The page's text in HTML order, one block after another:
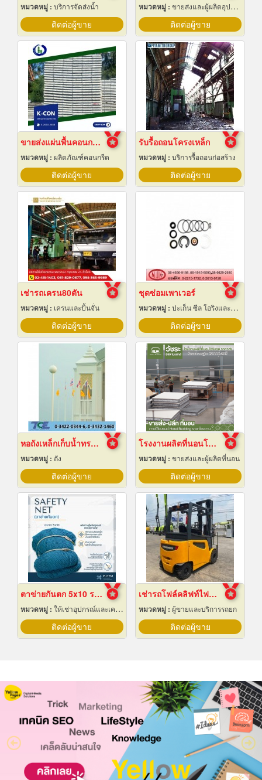
หมวดหมู่ : บริการจัดส่งน้ำ
ติดต่อผู้ขาย
หมวดหมู่ : ขายส่งและผู้ผลิตอุปกรณ์เครื่องใช้ไฟฟ้า
ติดต่อผู้ขาย
ขายส่งแผ่นพื้นคอนกรีต สมุทรปราการ
หมวดหมู่ : ผลิตภัณฑ์คอนกรีต
ติดต่อผู้ขาย
รับรื้อถอนโครงเหล็ก
หมวดหมู่ : บริการรื้อถอนก่อสร้าง
ติดต่อผู้ขาย
เช่ารถเครน80ตัน
หมวดหมู่ : เครนและปั้นจั่น
ติดต่อผู้ขาย
ชุดซ่อมเพาเวอร์
หมวดหมู่ : ปะเก็น ซีล โอริงและออยซีล
ติดต่อผู้ขาย
หอถังเหล็กเก็บน้ำทรงกลม
หมวดหมู่ : ถัง
ติดต่อผู้ขาย
โรงงานผลิตที่นอนโรงแรม
หมวดหมู่ : ขายส่งและผู้ผลิตที่นอน
ติดต่อผู้ขาย
ตาข่ายกันตก 5x10 ราคาถูก
หมวดหมู่ : ให้เช่าอุปกรณ์และเครื่องใช้สำหรับผู้รับเหมาก่อสร้าง
ติดต่อผู้ขาย
เช่ารถโฟล์คลิฟท์ไฟฟ้า สมุทรปราการ
หมวดหมู่ : ผู้ขายและบริการรถยก
ติดต่อผู้ขาย